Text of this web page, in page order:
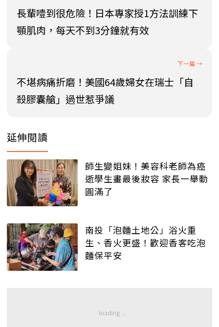
長輩噎到很危險！日本專家授1方法訓練下
顎肌肉，每天不到3分鐘就有效
不堪病痛折磨！美國64歲婦女在瑞士「自
殺膠囊艙」過世惹爭議
延伸閱讀
師生變姐妹！美容科老師為癌
逝學生畫最後妝容 家長一舉動
圓滿了
南投「泡麵土地公」浴火重
生、香火更盛！歡迎香客吃泡
麵保平安